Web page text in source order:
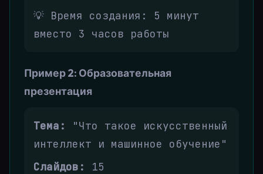
💡 Время создания: 5 минут
вместо 3 часов работы
Пример 2: Образовательная
презентация
Тема:
"Что такое искусственный
интеллект и машинное обучение"
Слайдов:
15